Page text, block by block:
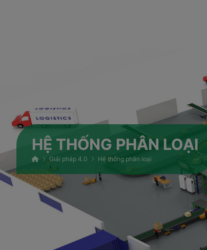
HỆ THỐNG PHÂN LOẠI
Giải pháp 4.0 Hệ thống phân loại